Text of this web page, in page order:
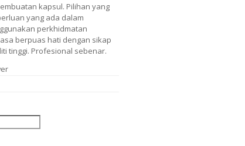
kapsul. Pilihan yang
yang ada dalam
perkhidmatan
berpuas hati dengan sikap
tinggi. Profesional sebenar.